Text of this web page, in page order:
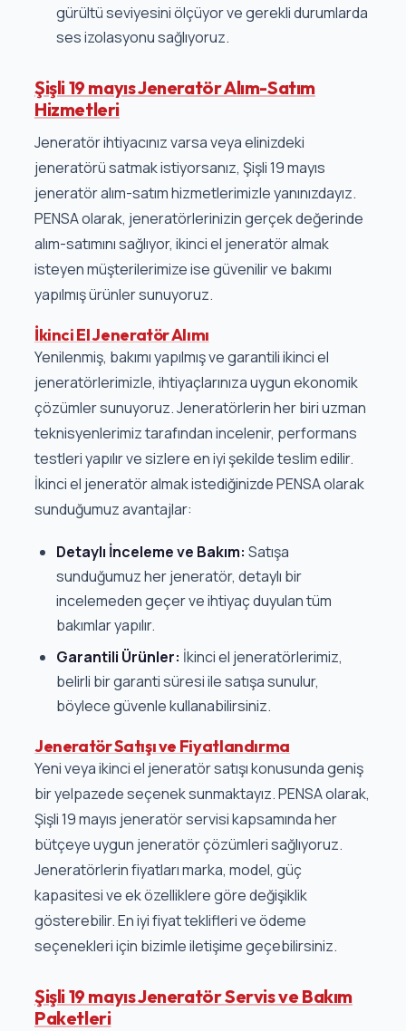
gürültü seviyesini ölçüyor ve gerekli durumlarda
ses izolasyonu sağlıyoruz.
Şişli 19 mayıs Jeneratör Alım-Satım
Hizmetleri
Jeneratör ihtiyacınız varsa veya elinizdeki
jeneratörü satmak istiyorsanız, Şişli 19 mayıs
jeneratör alım-satım hizmetlerimizle yanınızdayız.
PENSA olarak, jeneratörlerinizin gerçek değerinde
alım-satımını sağlıyor, ikinci el jeneratör almak
isteyen müşterilerimize ise güvenilir ve bakımı
yapılmış ürünler sunuyoruz.
İkinci El Jeneratör Alımı
Yenilenmiş, bakımı yapılmış ve garantili ikinci el
jeneratörlerimizle, ihtiyaçlarınıza uygun ekonomik
çözümler sunuyoruz. Jeneratörlerin her biri uzman
teknisyenlerimiz tarafından incelenir, performans
testleri yapılır ve sizlere en iyi şekilde teslim edilir.
İkinci el jeneratör almak istediğinizde PENSA olarak
sunduğumuz avantajlar:
Detaylı İnceleme ve Bakım: Satışa
sunduğumuz her jeneratör, detaylı bir
incelemeden geçer ve ihtiyaç duyulan tüm
bakımlar yapılır.
Garantili Ürünler: İkinci el jeneratörlerimiz,
belirli bir garanti süresi ile satışa sunulur,
böylece güvenle kullanabilirsiniz.
Jeneratör Satışı ve Fiyatlandırma
Yeni veya ikinci el jeneratör satışı konusunda geniş
bir yelpazede seçenek sunmaktayız. PENSA olarak,
Şişli 19 mayıs jeneratör servisi kapsamında her
bütçeye uygun jeneratör çözümleri sağlıyoruz.
Jeneratörlerin fiyatları marka, model, güç
kapasitesi ve ek özelliklere göre değişiklik
gösterebilir. En iyi fiyat teklifleri ve ödeme
seçenekleri için bizimle iletişime geçebilirsiniz.
Şişli 19 mayıs Jeneratör Servis ve Bakım
Paketleri